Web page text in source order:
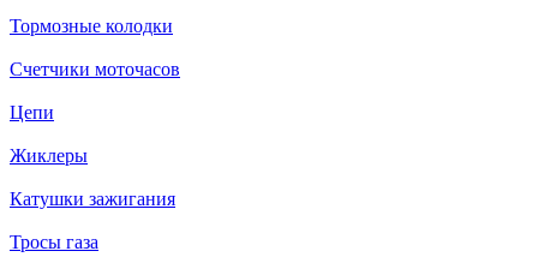
Тормозные колодки
Счетчики моточасов
Цепи
Жиклеры
Катушки зажигания
Тросы газа